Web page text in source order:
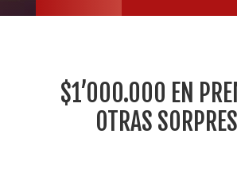
$1’000.000 EN
OTRAS